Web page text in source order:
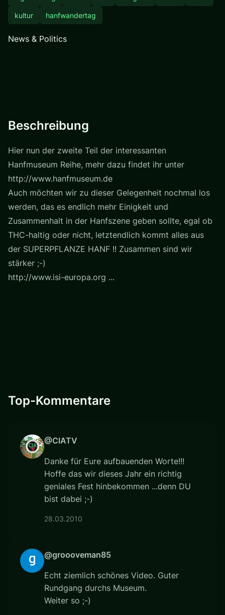
kultur hanfwandertag
News & Politics
Beschreibung
Hier nun der zweite Teil der interessanten
Hanfmuseum Reihe, mehr dazu findet ihr unter
http://www.hanfmuseum.de
Auch möchten wir zu dieser Gelegenheit nochmal los
werden, das es endlich mehr Einigkeit und
Zusammenhalt in der Hanfszene geben sollte, egal ob
THC-haltig oder nicht, letztendlich kommt alles aus
der SUPERPFLANZE HANF !! Zusammen sind wir
stärker ;-)
http://www.isi-europa.org ...
Top-Kommentare
@CIATV
Danke für Eure aufbauenden Worte!!!
Hoffe das wir dieses Jahr ein richtig
geniales Fest hinbekommen ...denn DU
bist dabei ;-)
28.03.2010
@groooveman85
Echt ziemlich schönes Video. Guter
Rundgang durchs Museum.
Weiter so ;-)